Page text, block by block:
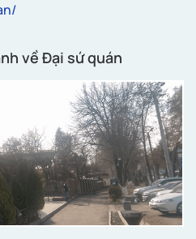
về Đại sứ quán